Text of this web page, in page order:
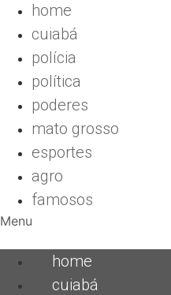
home
cuiabá
polícia
política
poderes
mato grosso
esportes
agro
famosos
Menu
home
cuiabá